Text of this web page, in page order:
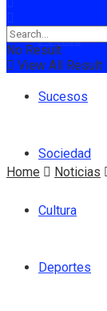
Política
Sucesos
Sociedad
Cultura
Deportes
No Result
View All Result
Home Noticias